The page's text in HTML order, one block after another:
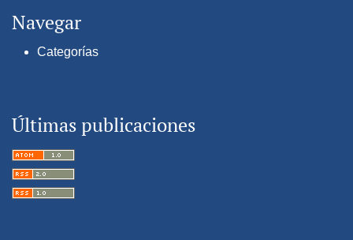
Navegar
Categorías
Últimas publicaciones